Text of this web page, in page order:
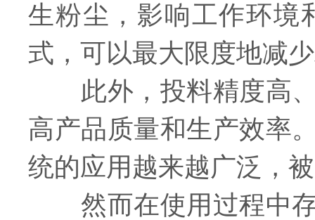
生粉尘，影响工作环境
式，可以最大限度地减
此外，投料精度高、
高产品质量和生产效率
统的应用越来越广泛，
然而在使用过程中存